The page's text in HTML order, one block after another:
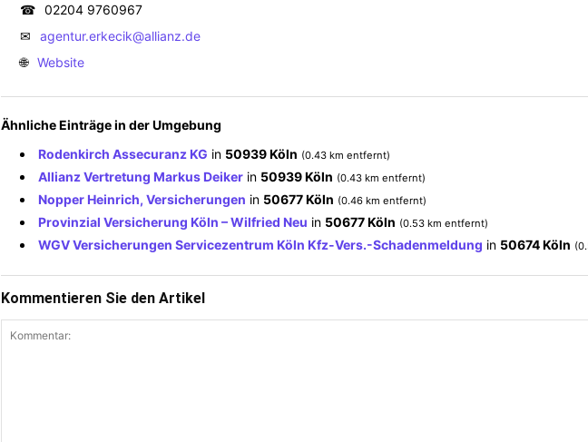
☎ 02204 9760967
✉
agentur.erkecik@allianz.de
🌐 Website
Ähnliche Einträge in der Umgebung
Rodenkirch Assecuranz KG in 50939 Köln (0.43 km entfernt)
Allianz Vertretung Markus Deiker in 50939 Köln (0.43 km entfernt)
Nopper Heinrich, Versicherungen in 50677 Köln (0.46 km entfernt)
Provinzial Versicherung Köln – Wilfried Neu in 50677 Köln (0.53 km entfernt)
WGV Versicherungen Servicezentrum Köln Kfz-Vers.-Schadenmeldung in 50674 Köln
Kommentieren Sie den Artikel